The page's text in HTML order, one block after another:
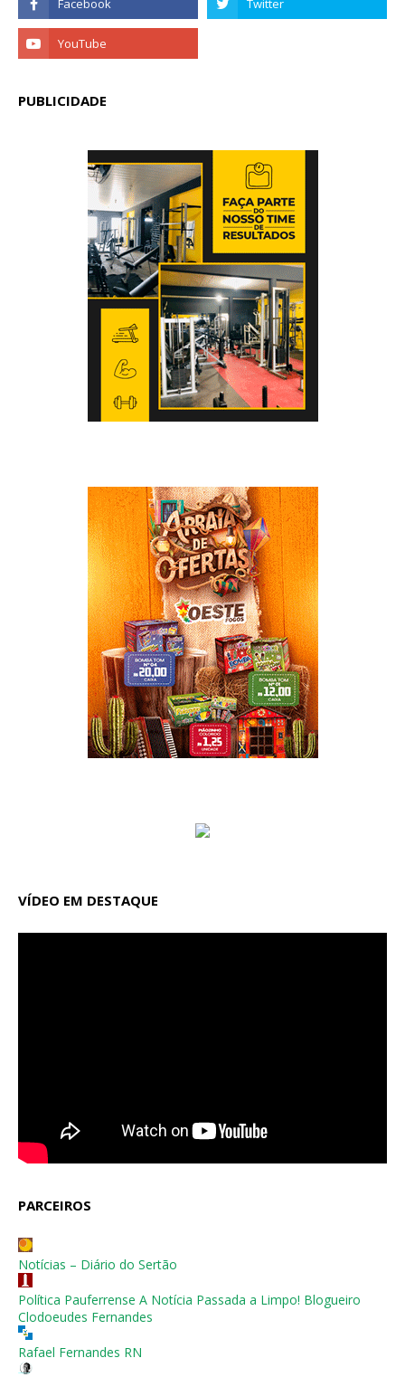
PUBLICIDADE
VÍDEO EM DESTAQUE
PARCEIROS
Notícias – Diário do Sertão
Política Pauferrense A Notícia Passada a Limpo! Blogueiro
Clodoeudes Fernandes
Rafael Fernandes RN